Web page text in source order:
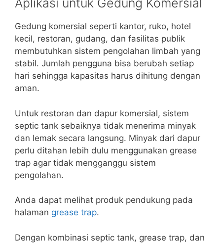
Aplikasi untuk Gedung Komersial
Gedung komersial seperti kantor, ruko, hotel
kecil, restoran, gudang, dan fasilitas publik
membutuhkan sistem pengolahan limbah yang
stabil. Jumlah pengguna bisa berubah setiap
hari sehingga kapasitas harus dihitung dengan
aman.
Untuk restoran dan dapur komersial, sistem
septic tank sebaiknya tidak menerima minyak
dan lemak secara langsung. Minyak dari dapur
perlu ditahan lebih dulu menggunakan grease
trap agar tidak mengganggu sistem
pengolahan.
Anda dapat melihat produk pendukung pada
halaman grease trap.
Dengan kombinasi septic tank, grease trap, dan